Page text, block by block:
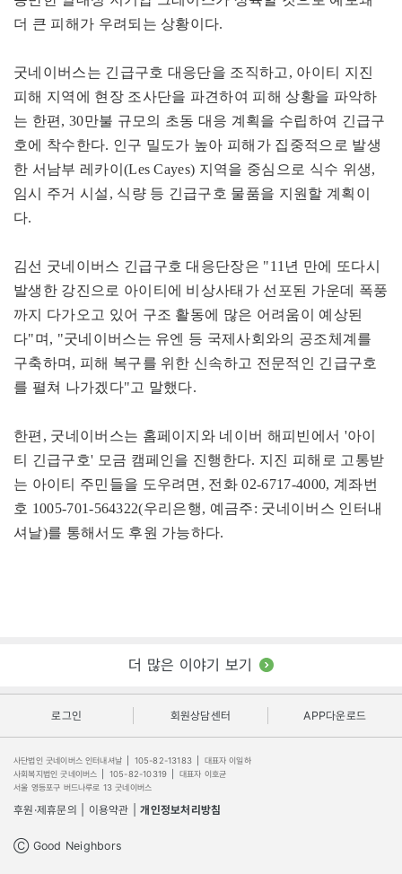
더 큰 피해가 우려되는 상황이다.
굿네이버스는 긴급구호 대응단을 조직하고, 아이티 지진
피해 지역에 현장 조사단을 파견하여 피해 상황을 파악하
는 한편, 30만불 규모의 초동 대응 계획을 수립하여 긴급구
호에 착수한다. 인구 밀도가 높아 피해가 집중적으로 발생
한 서남부 레카이(Les Cayes) 지역을 중심으로 식수 위생,
임시 주거 시설, 식량 등 긴급구호 물품을 지원할 계획이
다.
김선 굿네이버스 긴급구호 대응단장은 "11년 만에 또다시
발생한 강진으로 아이티에 비상사태가 선포된 가운데 폭풍
까지 다가오고 있어 구조 활동에 많은 어려움이 예상된
다"며, "굿네이버스는 유엔 등 국제사회와의 공조체계를
구축하며, 피해 복구를 위한 신속하고 전문적인 긴급구호
를 펼쳐 나가겠다"고 말했다.
한편, 굿네이버스는 홈페이지와 네이버 해피빈에서 '아이
티 긴급구호' 모금 캠페인을 진행한다. 지진 피해로 고통받
는 아이티 주민들을 도우려면, 전화 02-6717-4000, 계좌번
호 1005-701-564322(우리은행, 예금주: 굿네이버스 인터내
셔날)를 통해서도 후원 가능하다.
더 많은 이야기 보기
로그인 회원상담센터 APP다운로드
사단법인 굿네이버스 인터내셔날 105-82-13183
대표자 이일하
사회복지법인 굿네이버스
105-82-10319
대표자 이호균
서울 영등포구 버드나루로 13 굿네이버스
후원·제휴문의 이용약관 개인정보처리방침
Ⓒ Good Neighbors